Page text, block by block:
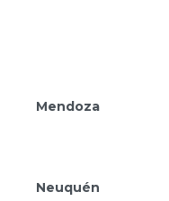
Mendoza
Neuquén